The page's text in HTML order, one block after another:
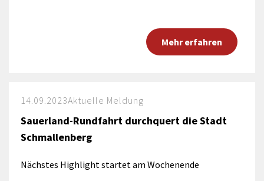
Mehr erfahren
14.09.2023Aktuelle Meldung
Sauerland-Rundfahrt durchquert die Stadt
Schmallenberg
Nächstes Highlight startet am Wochenende